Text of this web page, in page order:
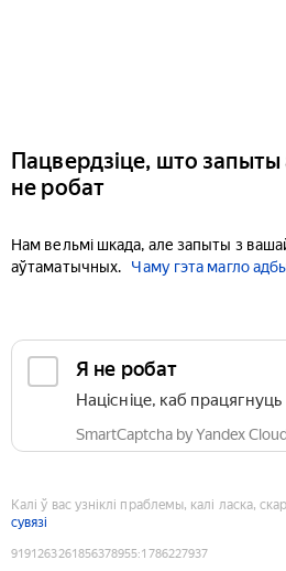
Пацвердзіце, што запыты
не робат
Нам вельмі шкада, але запыты з
аўтаматычных.
Чаму гэта магло
Я не робат
Націсніце, каб працягнуць
SmartCaptcha by Yandex
Калі ў вас узніклі праблемы, калі ласка,
сувязі
9191263261856378955:1786227937